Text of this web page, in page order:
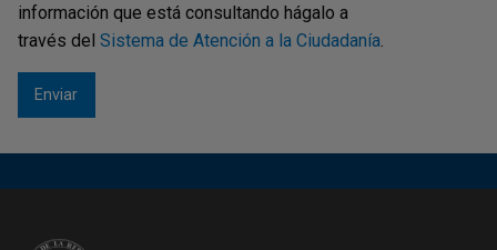
3. Tasas de
interés
3.2 Tasas de interés de los CDT y TES,
efectivas anuales
activos financieros - captación
información que está consultando hágalo a
través del Sistema de Atención a la Ciudadanía.